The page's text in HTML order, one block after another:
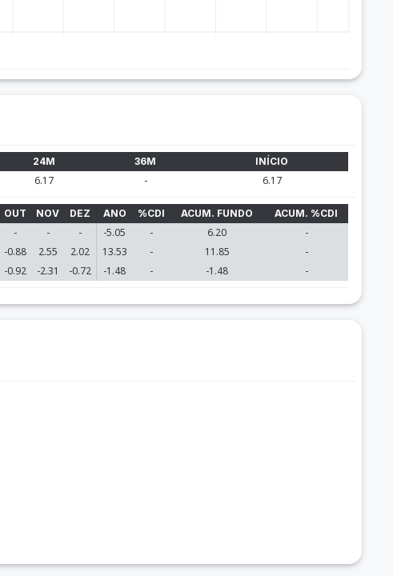
24M 36M INÍCIO
6.17 - 6.17
OUT NOV DEZ ANO %CDI ACUM. FUNDO
ACUM. %CDI
- - - -5.05 - 6.20 -
-0.88 2.55 2.02 13.53 - 11.85 -
-0.92 -2.31 -0.72 -1.48 - -1.48 -